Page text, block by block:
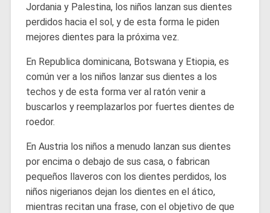
Jordania y Palestina, los niños lanzan sus dientes
perdidos hacia el sol, y de esta forma le piden
mejores dientes para la próxima vez.
En Republica dominicana, Botswana y Etiopia, es
común ver a los niños lanzar sus dientes a los
techos y de esta forma ver al ratón venir a
buscarlos y reemplazarlos por fuertes dientes de
roedor.
En Austria los niños a menudo lanzan sus dientes
por encima o debajo de sus casa, o fabrican
pequeños llaveros con los dientes perdidos, los
niños nigerianos dejan los dientes en el ático,
mientras recitan una frase, con el objetivo de que